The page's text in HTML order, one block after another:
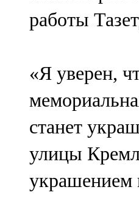
Түбән Кама
Чирмешән
107,7 FM
Чистай
103,0 FM
Чүпрәле
работы
«Я уверен,
станет
улицы
украшением